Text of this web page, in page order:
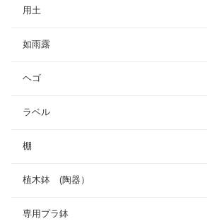
用土
如雨露
ヘゴ
ラベル
棚
植木鉢 (陶器）
専用プラ鉢